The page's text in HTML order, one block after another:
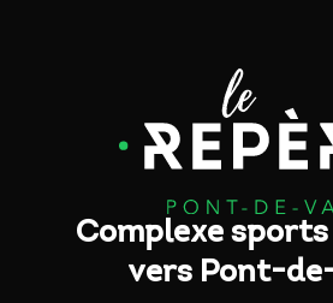
Complexe
vers Pont-